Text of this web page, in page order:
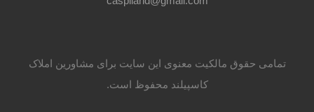
تمامی حقوق مالکیت معنوی این ‌سایت برای مشاورین املاک
کاسپیلند محفوظ است.